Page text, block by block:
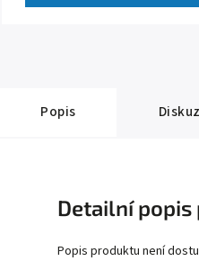
Popis
Detailní
Popis produktu není